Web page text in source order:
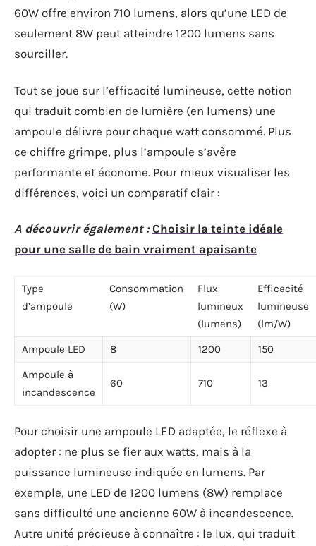
60W offre environ 710 lumens, alors qu’une LED de
seulement 8W peut atteindre 1200 lumens sans
sourciller.
Tout se joue sur l’efficacité lumineuse, cette notion
qui traduit combien de lumière (en lumens) une
ampoule délivre pour chaque watt consommé. Plus
ce chiffre grimpe, plus l’ampoule s’avère
performante et économe. Pour mieux visualiser les
différences, voici un comparatif clair :
A découvrir également : Choisir la teinte idéale
pour une salle de bain vraiment apaisante
Type
d’ampoule
Consommation
(W)
Flux
lumineux
(lumens)
Efficacité
lumineuse
(lm/W)
Ampoule LED
8 1200
150
Ampoule à
incandescence
60 710 13
Pour choisir une ampoule LED adaptée, le réflexe à
adopter : ne plus se fier aux watts, mais à la
puissance lumineuse indiquée en lumens. Par
exemple, une LED de 1200 lumens (8W) remplace
sans difficulté une ancienne 60W à incandescence.
Autre unité précieuse à connaître : le lux, qui traduit